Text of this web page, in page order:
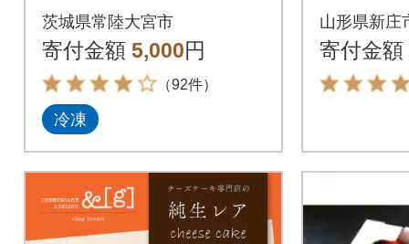
1kg
茨城県常陸大宮市
寄付金額 5,000円
（92件）
冷凍
精米 2kg
山形県新庄
寄付金額